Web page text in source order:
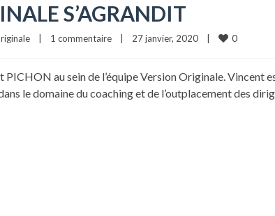
S’AGRANDIT
1 commentaire 27 janvier, 2020 0
PICHON au sein de l’équipe Version Originale.
le domaine du coaching et de l’outplacement des